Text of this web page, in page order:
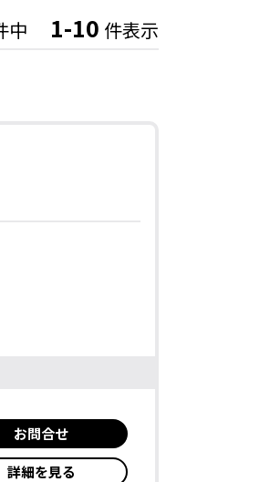
中 1-10 件表示
お問合せ
詳細を見る